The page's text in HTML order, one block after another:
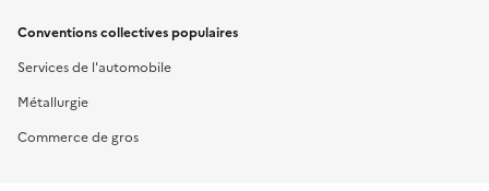
Conventions collectives populaires
Services de l'automobile
Métallurgie
Commerce de gros